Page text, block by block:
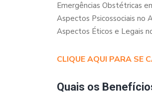
Emergências Obstétricas
Aspectos Psicossociais no
Aspectos Éticos e Legais
CLIQUE AQUI PARA SE
Quais os